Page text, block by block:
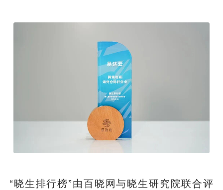
“晓生排行榜”由百晓网与晓生研究院联合评